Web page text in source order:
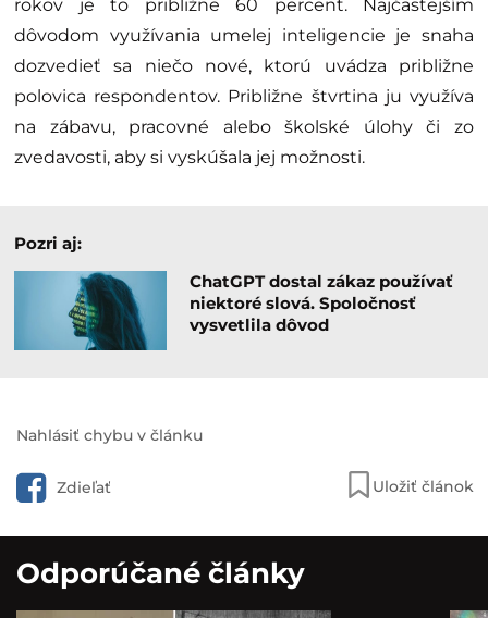
rokov je to približne 60 percent. Najčastejším
dôvodom využívania umelej inteligencie je snaha
dozvedieť sa niečo nové, ktorú uvádza približne
polovica respondentov. Približne štvrtina ju využíva
na zábavu, pracovné alebo školské úlohy či zo
zvedavosti, aby si vyskúšala jej možnosti.
Pozri aj:
ChatGPT dostal zákaz používať
niektoré slová. Spoločnosť
vysvetlila dôvod
Nahlásiť chybu v článku
Zdieľať Uložiť článok
Odporúčané články